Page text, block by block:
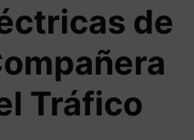
de
Tráfico